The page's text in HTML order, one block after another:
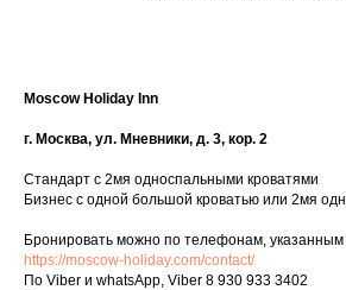
Moscow Holiday Inn
г. Москва, ул. Мневники, д. 3, кор. 2
Стандарт с 2мя односпальными кроватями
Бизнес с одной большой кроватью или 2мя
Бронировать можно по телефонам, указанным
https://moscow-holiday.com/contact/
По Viber и whatsApp, Viber 8 930 933 3402